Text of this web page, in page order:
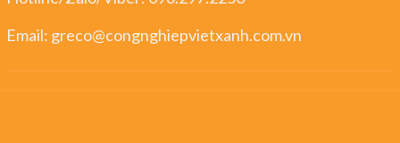
Email: greco@congnghiepvietxanh.com.vn